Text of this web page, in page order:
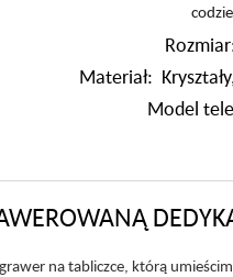
Materiał:
Model
na tabliczce, którą